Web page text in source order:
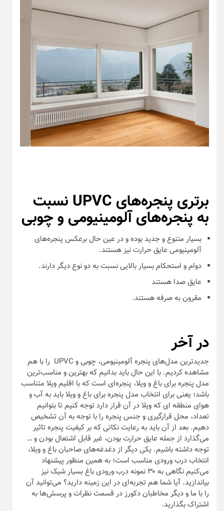
برتری پنجره‌های UPVC نسبت
به پنجره‌های آلومینیومی و چوبی
بسیار متنوع و جدید بوده و در عین حال برعکس پنجره‌های
آلومینیومی عایق حرارت نیز هستند.
دوام و استحکام بسیار بالایی نسبت به دو نوع دیگر دارند.
عایق صدا هستند
مقرون به صرفه هستند.
در آخر
جدیدترین مدل‌های پنجره آلومینیومی، چوبی و UPVC را با هم
مشاهده کردیم. با این حال باید بدانیم که بهترین و مناسب‌ترین
مدل پنجره برای باغ و ویلا، پنجره‌ای است که با اقلیم ویلا متناسب
باشد؛ یعنی برای انتخاب مدل پنجره برای باغ و ویلا باید به آب و
هوای منطقه ای که ویلا در آن قرار دارد توجه کنیم تا بتوانیم
تعداد، محل قرارگیری و جنس پنجره را با توجه به آن تشخیص
دهیم. بعد از آن باید به رعایت نکاتی که بر کیفیت پنجره تاثیر
می‌گذارد از جمله عایق حرارت بودن،‌ غیر قابل اشتعال بودن و …
توجه داشته باشیم. یکی دیگر از دغدغه‌های صاحبان باغ و ویلا،
انتخاب درب ورودی مناسب است؛ به همین منظور پیشنهاد
می‌کنیم نگاهی به ۳۰ نمونه درب ورودی باغ بسیار شیک نیز
بیاندازید. آیا شما هم تجربه‌ای در این زمینه دارید؟ می‌توانید آن
را با ما و دیگر مخاطبان دکورز در قسمت نظرات و پرسش‌ها به
اشتراک بگذارید.